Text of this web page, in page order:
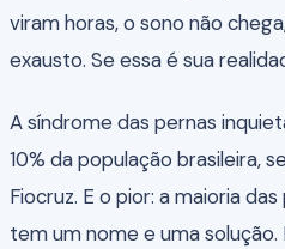
viram horas, o sono não
exausto. Se essa é sua
A síndrome das pernas
10% da população brasileira,
Fiocruz. E o pior: a maioria
tem um nome e uma solução.